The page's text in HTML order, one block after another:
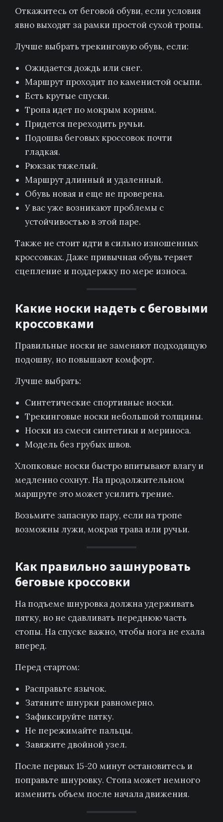
Откажитесь от беговой обуви, если условия
явно выходят за рамки простой сухой тропы.
Лучше выбрать трекинговую обувь, если:
Ожидается дождь или снег.
Маршрут проходит по каменистой осыпи.
Есть крутые спуски.
Тропа идет по мокрым корням.
Придется переходить ручьи.
Подошва беговых кроссовок почти
гладкая.
Рюкзак тяжелый.
Маршрут длинный и удаленный.
Обувь новая и еще не проверена.
У вас уже возникают проблемы с
устойчивостью в этой паре.
Также не стоит идти в сильно изношенных
кроссовках. Даже привычная обувь теряет
сцепление и поддержку по мере износа.
Какие носки надеть с беговыми
кроссовками
Правильные носки не заменяют подходящую
подошву, но повышают комфорт.
Лучше выбрать:
Синтетические спортивные носки.
Трекинговые носки небольшой толщины.
Носки из смеси синтетики и мериноса.
Модель без грубых швов.
Хлопковые носки быстро впитывают влагу и
медленно сохнут. На продолжительном
маршруте это может усилить трение.
Возьмите запасную пару, если на тропе
возможны лужи, мокрая трава или ручьи.
Как правильно зашнуровать
беговые кроссовки
На подъеме шнуровка должна удерживать
пятку, но не сдавливать переднюю часть
стопы. На спуске важно, чтобы нога не ехала
вперед.
Перед стартом:
Расправьте язычок.
Затяните шнурки равномерно.
Зафиксируйте пятку.
Не пережимайте пальцы.
Завяжите двойной узел.
После первых 15-20 минут остановитесь и
поправьте шнуровку. Стопа может немного
изменить объем после начала движения.